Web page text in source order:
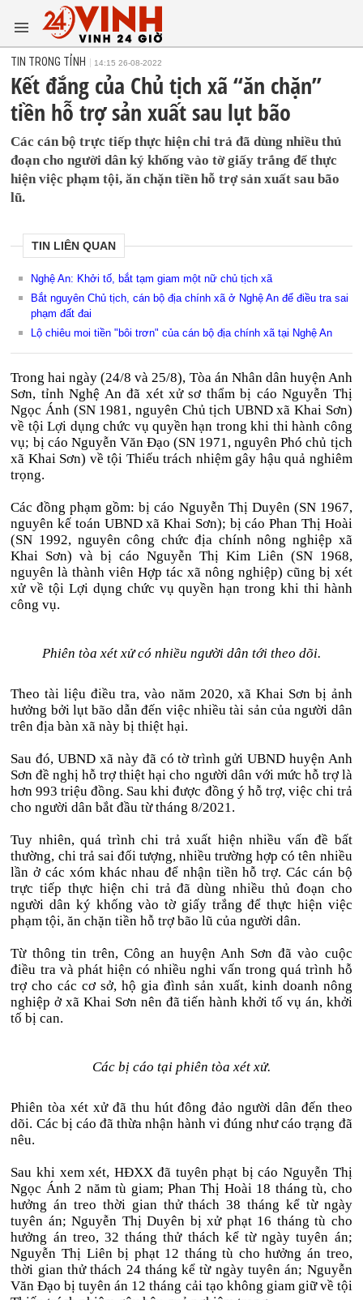
TIN TRONG TỈNH 14:15 26-08-2022
Kết đắng của Chủ tịch xã “ăn chặn”
tiền hỗ trợ sản xuất sau lụt bão
Các cán bộ trực tiếp thực hiện chi trả đã dùng nhiều thủ
đoạn cho người dân ký khống vào tờ giấy trắng để thực
hiện việc phạm tội, ăn chặn tiền hỗ trợ sản xuất sau bão
lũ.
TIN LIÊN QUAN
Nghệ An: Khởi tố, bắt tạm giam một nữ chủ tịch xã
Bắt nguyên Chủ tịch, cán bộ địa chính xã ở Nghệ An để điều tra sai
phạm đất đai
Lộ chiêu moi tiền "bôi trơn" của cán bộ địa chính xã tại Nghệ An
Trong hai ngày (24/8 và 25/8), Tòa án Nhân dân huyện Anh
Sơn, tỉnh Nghệ An đã xét xử sơ thẩm bị cáo Nguyễn Thị
Ngọc Ánh (SN 1981, nguyên Chủ tịch UBND xã Khai Sơn)
về tội Lợi dụng chức vụ quyền hạn trong khi thi hành công
vụ; bị cáo Nguyễn Văn Đạo (SN 1971, nguyên Phó chủ tịch
xã Khai Sơn) về tội Thiếu trách nhiệm gây hậu quả nghiêm
trọng.
Các đồng phạm gồm: bị cáo Nguyễn Thị Duyên (SN 1967,
nguyên kế toán UBND xã Khai Sơn); bị cáo Phan Thị Hoài
(SN 1992, nguyên công chức địa chính nông nghiệp xã
Khai Sơn) và bị cáo Nguyễn Thị Kim Liên (SN 1968,
nguyên là thành viên Hợp tác xã nông nghiệp) cũng bị xét
xử về tội Lợi dụng chức vụ quyền hạn trong khi thi hành
công vụ.
Phiên tòa xét xử có nhiều người dân tới theo dõi.
Theo tài liệu điều tra, vào năm 2020, xã Khai Sơn bị ảnh
hưởng bởi lụt bão dẫn đến việc nhiều tài sản của người dân
trên địa bàn xã này bị thiệt hại.
Sau đó, UBND xã này đã có tờ trình gửi UBND huyện Anh
Sơn đề nghị hỗ trợ thiệt hại cho người dân với mức hỗ trợ là
hơn 993 triệu đồng. Sau khi được đồng ý hỗ trợ, việc chi trả
cho người dân bắt đầu từ tháng 8/2021.
Tuy nhiên, quá trình chi trả xuất hiện nhiều vấn đề bất
thường, chi trả sai đối tượng, nhiều trường hợp có tên nhiều
lần ở các xóm khác nhau để nhận tiền hỗ trợ. Các cán bộ
trực tiếp thực hiện chi trả đã dùng nhiều thủ đoạn cho
người dân ký khống vào tờ giấy trắng để thực hiện việc
phạm tội, ăn chặn tiền hỗ trợ bão lũ của người dân.
Từ thông tin trên, Công an huyện Anh Sơn đã vào cuộc
điều tra và phát hiện có nhiều nghi vấn trong quá trình hỗ
trợ cho các cơ sở, hộ gia đình sản xuất, kinh doanh nông
nghiệp ở xã Khai Sơn nên đã tiến hành khởi tố vụ án, khởi
tố bị can.
Các bị cáo tại phiên tòa xét xử.
Phiên tòa xét xử đã thu hút đông đảo người dân đến theo
dõi. Các bị cáo đã thừa nhận hành vi đúng như cáo trạng đã
nêu.
Sau khi xem xét, HĐXX đã tuyên phạt bị cáo Nguyễn Thị
Ngọc Ánh 2 năm tù giam; Phan Thị Hoài 18 tháng tù, cho
hưởng án treo thời gian thử thách 38 tháng kể từ ngày
tuyên án; Nguyễn Thị Duyên bị xử phạt 16 tháng tù cho
hưởng án treo, 32 tháng thử thách kể từ ngày tuyên án;
Nguyễn Thị Liên bị phạt 12 tháng tù cho hưởng án treo,
thời gian thử thách 24 tháng kể từ ngày tuyên án; Nguyễn
Văn Đạo bị tuyên án 12 tháng cải tạo không giam giữ về tội